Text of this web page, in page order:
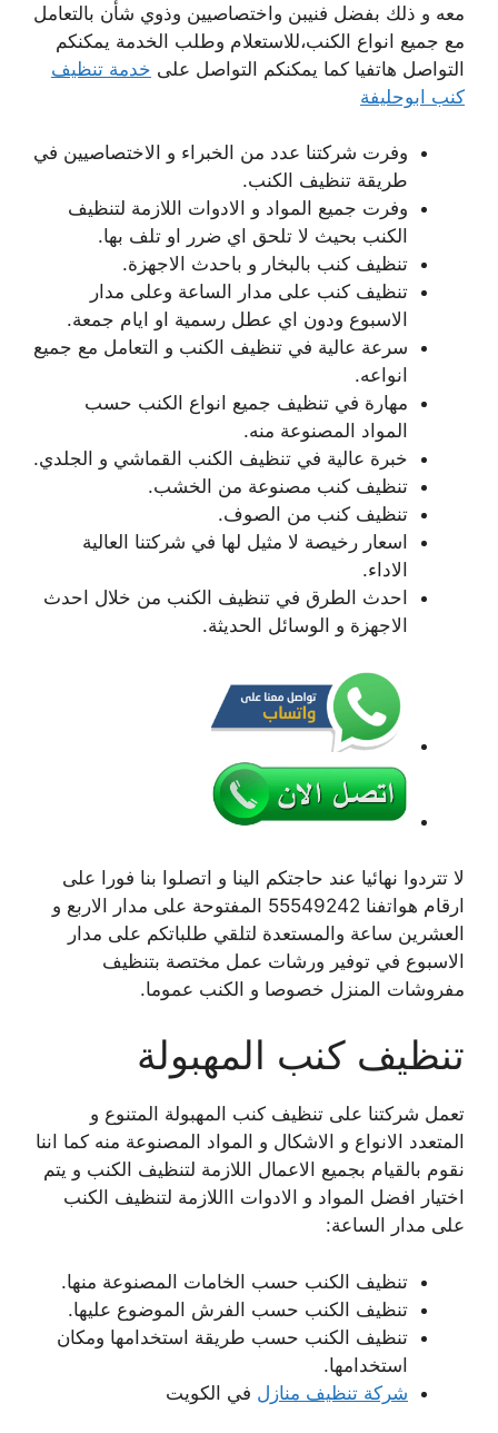
معه و ذلك بفضل فنيبن واختصاصيين وذوي شأن بالتعامل
مع جميع انواع الكنب،للاستعلام وطلب الخدمة يمكنكم
التواصل هاتفيا كما يمكنكم التواصل على خدمة تنظيف
كنب ابوحليفة
وفرت شركتنا عدد من الخبراء و الاختصاصيين في
طريقة تنظيف الكنب.
وفرت جميع المواد و الادوات اللازمة لتنظيف
الكنب بحيث لا تلحق اي ضرر او تلف بها.
تنظيف كنب بالبخار و باحدث الاجهزة.
تنظيف كنب على مدار الساعة وعلى مدار
الاسبوع ودون اي عطل رسمية او ايام جمعة.
سرعة عالية في تنظيف الكنب و التعامل مع جميع
انواعه.
مهارة في تنظيف جميع انواع الكنب حسب
المواد المصنوعة منه.
خبرة عالية في تنظيف الكنب القماشي و الجلدي.
تنظيف كنب مصنوعة من الخشب.
تنظيف كنب من الصوف.
اسعار رخيصة لا مثيل لها في شركتنا العالية
الاداء.
احدث الطرق في تنظيف الكنب من خلال احدث
الاجهزة و الوسائل الحديثة.
لا تتردوا نهائيا عند حاجتكم الينا و اتصلوا بنا فورا على
ارقام هواتفنا 55549242 المفتوحة على مدار الاربع و
العشرين ساعة والمستعدة لتلقي طلباتكم على مدار
الاسبوع في توفير ورشات عمل مختصة بتنظيف
مفروشات المنزل خصوصا و الكنب عموما.
تنظيف كنب المهبولة
تعمل شركتنا على تنظيف كنب المهبولة المتنوع و
المتعدد الانواع و الاشكال و المواد المصنوعة منه كما اننا
نقوم بالقيام بجميع الاعمال اللازمة لتنظيف الكنب و يتم
اختيار افضل المواد و الادوات االلازمة لتنظيف الكنب
على مدار الساعة:
تنظيف الكنب حسب الخامات المصنوعة منها.
تنظيف الكنب حسب الفرش الموضوع عليها.
تنظيف الكنب حسب طريقة استخدامها ومكان
استخدامها.
شركة تنظيف منازل في الكويت